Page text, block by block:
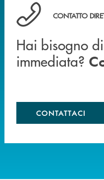
Hai bisogno di
CONTATTO
Hai bisogno di
immediata?
CONTATTACI